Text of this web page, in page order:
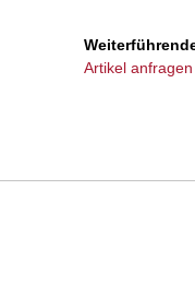
Artikel anfragen